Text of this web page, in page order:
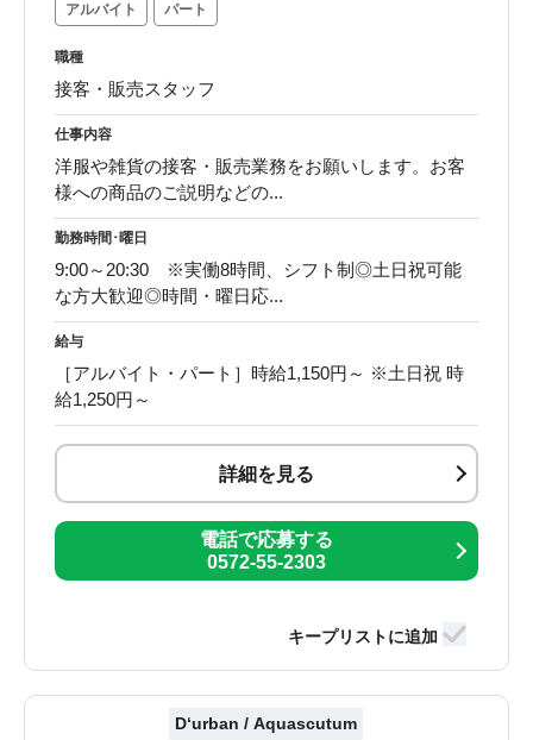
アルバイト パート
職種
接客・販売スタッフ
仕事内容
洋服や雑貨の接客・販売業務をお願いします。お客
様への商品のご説明などの...
勤務時間･曜日
9:00～20:30 ※実働8時間、シフト制◎土日祝可能
な方大歓迎◎時間・曜日応...
給与
［アルバイト・パート］時給1,150円～ ※土日祝 時
給1,250円～
詳細を見る
電話で応募する
0572-55-2303
D‘urban / Aquascutum